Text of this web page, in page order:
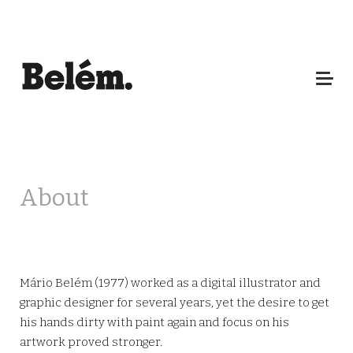
About
Mário Belém (1977) worked as a digital illustrator and
graphic designer for several years, yet the desire to get
his hands dirty with paint again and focus on his
artwork proved stronger.